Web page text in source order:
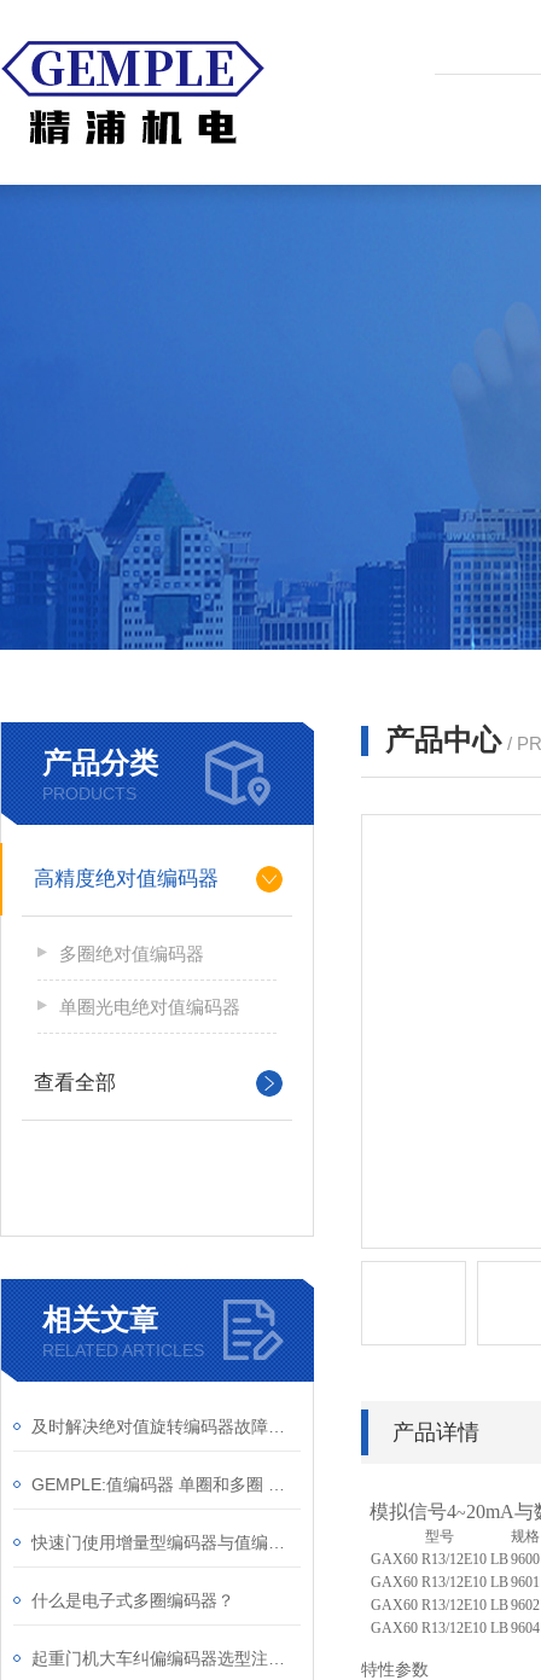
产品分类
PRODUCTS
高精度绝对值编码器
多圈绝对值编码器
单圈光电绝对值编码器
查看全部
相关文章
RELATED ARTICLES
什么是电子式多圈编码器？
产品中心 /
产品详情
模拟信号4~20mA
型号
规格
GAX60 R13/12E10 LB9600
GAX60 R13/12E10 LB9601
GAX60 R13/12E10 LB9602
GAX60 R13/12E10 LB9604
特性参数